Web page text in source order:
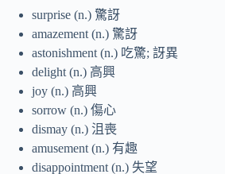
surprise (n.) 驚訝
amazement (n.) 驚訝
astonishment (n.) 吃驚; 訝異
delight (n.) 高興
joy (n.) 高興
sorrow (n.) 傷心
dismay (n.) 沮喪
amusement (n.) 有趣
disappointment (n.) 失望